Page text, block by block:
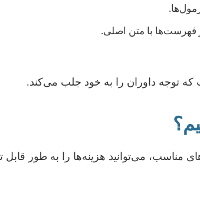
فهرست‌ها با متن اصلی.
توجه داوران را به خود جلب می‌کند.
مناسب، می‌توانید هزینه‌ها را به طور